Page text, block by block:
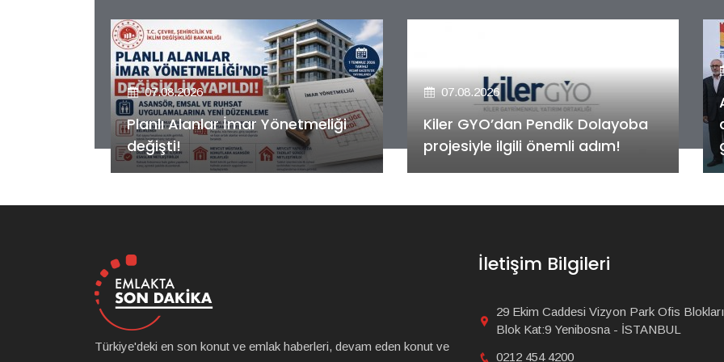
07.08.2026
Kiler GYO’dan Pendik Dolayoba
projesiyle ilgili önemli adım!
07.08.2026
Alya Merkezefendi Konutları'nın
anahtar teslim töreni
gerçekleştirildi!
Türkiye'deki en son konut ve emlak haberleri, devam eden konut ve
İletişim Bilgileri
29 Ekim Caddesi Vizyon Park Ofis
Blok Kat:9 Yenibosna - İSTANBUL
0212 454 4200